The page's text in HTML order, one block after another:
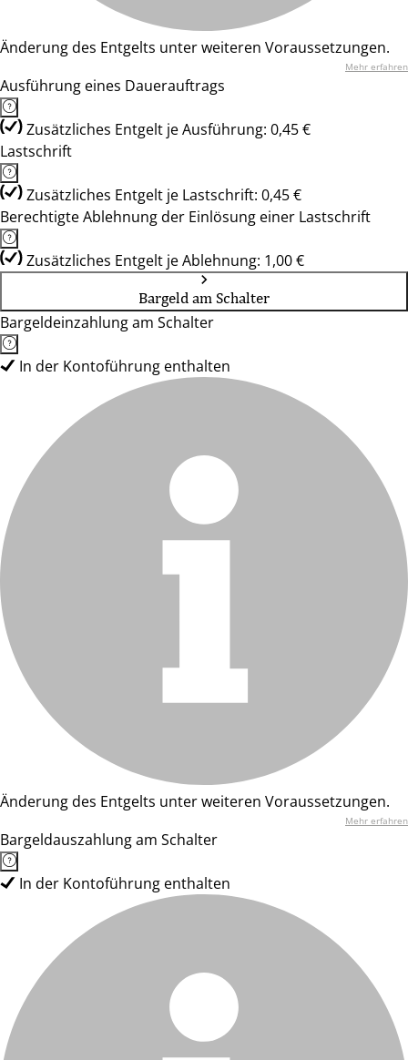
Änderung des Entgelts unter weiteren Voraussetzungen.
Mehr erfahren
Ausführung eines Dauerauftrags
Zusätzliches Entgelt je Ausführung: 0,45 €
Lastschrift
Zusätzliches Entgelt je Lastschrift: 0,45 €
Berechtigte Ablehnung der Einlösung einer Lastschrift
Zusätzliches Entgelt je Ablehnung: 1,00 €
Bargeld am Schalter
Bargeldeinzahlung am Schalter
In der Kontoführung enthalten
Änderung des Entgelts unter weiteren Voraussetzungen.
Mehr erfahren
Bargeldauszahlung am Schalter
In der Kontoführung enthalten